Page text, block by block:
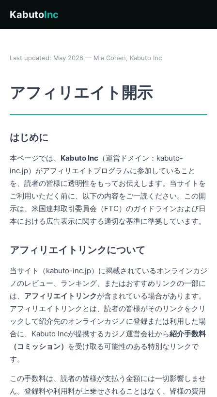
KabutoInc
Last updated: May 2026 — Mia Cohen, Kabuto Inc
アフィリエイト開示
はじめに
本ページでは、 Kabuto Inc （運営ドメイン：kabuto-
inc.jp）がアフィリエイトプログラムに参加していること
を、読者の皆様に透明性をもってお伝えします。当サイトを
ご利用いただく前に、以下の内容をご一読ください。この開
示は、米国連邦取引委員会（FTC）のガイドラインおよび日
本における広告表示に関する適切な基準に準拠しています。
アフィリエイトリンクについて
当サイト（kabuto-inc.jp）に掲載されているオンラインカジ
ノのレビュー、ランキング、またはおすすめリンクの一部に
は、 アフィリエイトリンクが含まれている場合があります。
アフィリエイトリンクとは、読者の皆様がそのリンクをクリ
ックして紹介先のオンラインカジノに登録または利用した場
合に、Kabuto Incが提携するカジノ運営会社から紹介手数料
（コミッション） を受け取る可能性のある特別なリンクで
す。
この手数料は、読者の皆様が支払う金額には一切影響しませ
ん。登録料や利用料が上乗せされることはなく、皆様の費用